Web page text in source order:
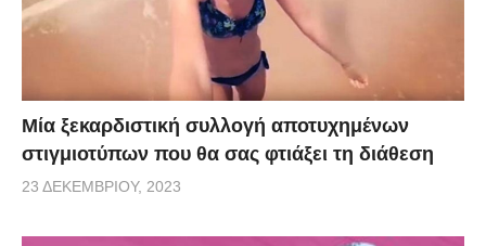
Μία ξεκαρδιστική συλλογή αποτυχημένων
στιγμιοτύπων που θα σας φτιάξει τη διάθεση
23 ΔΕΚΕΜΒΡΊΟΥ, 2023